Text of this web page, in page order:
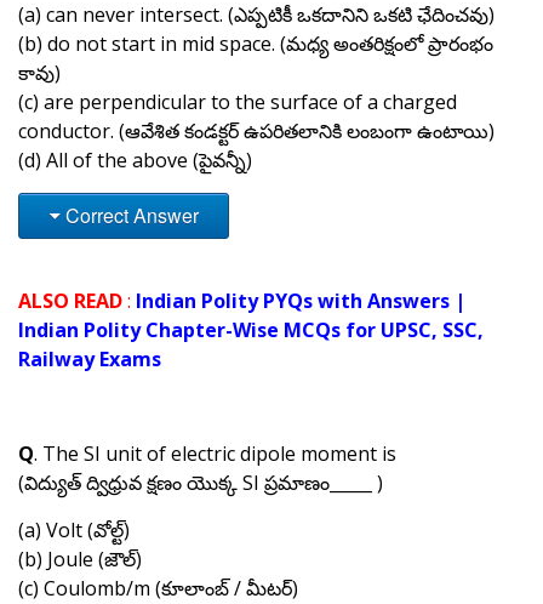
(a) can never intersect. (ఎప్పటికీ ఒకదానిని ఒకటి ఛేదించవు)
(b) do not start in mid space. (మధ్య అంతరిక్షంలో ప్రారంభం
కావు)
(c) are perpendicular to the surface of a charged
conductor. (ఆవేశిత కండక్టర్ ఉపరితలానికి లంబంగా ఉంటాయి)
(d) All of the above (పైవన్నీ)
Correct Answer
ALSO READ: Indian Polity PYQs with Answers |
Indian Polity Chapter-Wise MCQs for UPSC, SSC,
Railway Exams
Q. The SI unit of electric dipole moment is
(విద్యుత్ ద్విధ్రువ క్షణం యొక్క SI ప్రమాణం_____ )
(a) Volt (వోల్ట్)
(b) Joule (జౌల్)
(c) Coulomb/m (కూలాంబ్ / మీటర్)